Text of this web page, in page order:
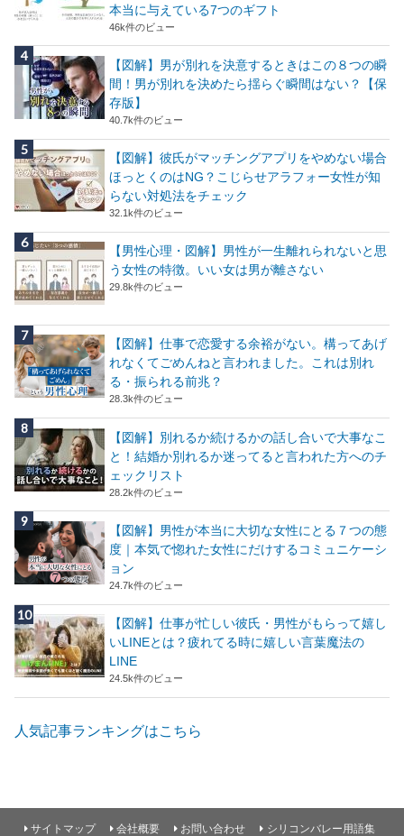
本当に与えている7つのギフト
46k件のビュー
【図解】男が別れを決意するときはこの８つの瞬
間！男が別れを決めたら揺らぐ瞬間はない？【保
存版】
40.7k件のビュー
【図解】彼氏がマッチングアプリをやめない場合
ほっとくのはNG？こじらせアラフォー女性が知
らない対処法をチェック
32.1k件のビュー
【男性心理・図解】男性が一生離れられないと思
う女性の特徴。いい女は男が離さない
29.8k件のビュー
【図解】仕事で恋愛する余裕がない。構ってあげ
れなくてごめんねと言われました。これは別れ
る・振られる前兆？
28.3k件のビュー
【図解】別れるか続けるかの話し合いで大事なこ
と！結婚か別れるか迷ってると言われた方へのチ
ェックリスト
28.2k件のビュー
【図解】男性が本当に大切な女性にとる７つの態
度｜本気で惚れた女性にだけするコミュニケーシ
ョン
24.7k件のビュー
【図解】仕事が忙しい彼氏・男性がもらって嬉し
いLINEとは？疲れてる時に嬉しい言葉魔法の
LINE
24.5k件のビュー
人気記事ランキングはこちら
サイトマップ 会社概要 お問い合わせ シリコンバレー用語集